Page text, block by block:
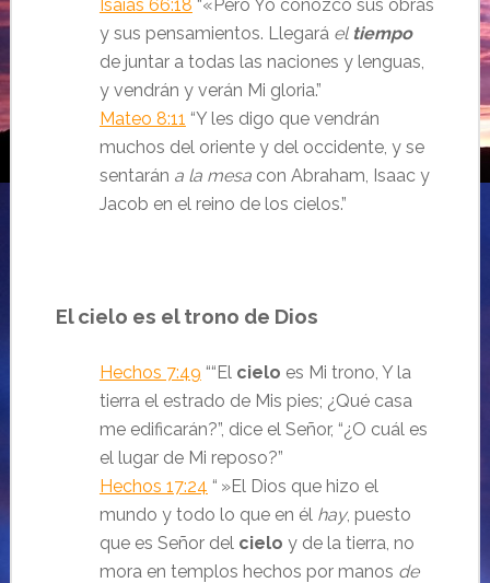
Isaías 66:18 “«Pero Yo conozco sus obras
y sus pensamientos. Llegará el tiempo
de juntar a todas las naciones y lenguas,
y vendrán y verán Mi gloria.”
Mateo 8:11 “Y les digo que vendrán
muchos del oriente y del occidente, y se
sentarán a la mesacon Abraham, Isaac y
Jacob en el reino de los cielos.”
El cielo es el trono de Dios
Hechos 7:49 ““El cielo es Mi trono Y la
tierra el estrado de Mis pies; ¿Qué casa
me edificarán?”, dice el Señor, “¿O cuál es
el lugar de Mi reposo?”
Hechos 17:24 “ »El Dios que hizo el
mundo y todo lo que en él hay, puesto
que es Señor del cielo y de la tierra, no
mora en templos hechos por manos de